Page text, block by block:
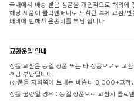
국내에서 배송 받은 상품을 개인적으로 해외에
해당 제품이 클릭앤퍼니로 도착된 후에 교환/
배비에 한해서 운송비를 부담 합니다
교환운임 안내
상품 교환은 동일 상품 또는 타 상품으로도
객님 부담입니다.
(상품을 저희쪽에 보내는 배송비 3,000+고
상품 불량일 경우 : 동일 상품으로 교환시 클릭